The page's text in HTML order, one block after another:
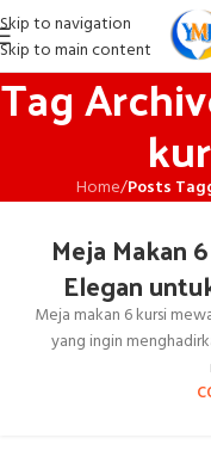
Skip to navigation
Skip to main content
Tag
Home/Posts
Meja Makan
Elegan
Meja makan 6 kursi
yang ingin